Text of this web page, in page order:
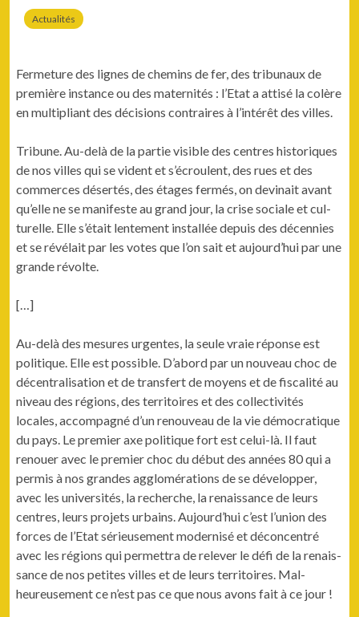
Actualités
Fer­me­ture des lignes de chemins de fer, des tri­bunaux de
pre­mière instance ou des mater­nités : l’E­tat a attisé la colère
en mul­ti­pli­ant des déci­sions con­traires à l’in­térêt des villes.
Tri­bune. Au-delà de la par­tie vis­i­ble des cen­tres his­toriques
de nos villes qui se vident et s’écroulent, des rues et des
com­merces désertés, des étages fer­més, on dev­inait avant
qu’elle ne se man­i­feste au grand jour, la crise sociale et cul­
turelle. Elle s’était lente­ment instal­lée depuis des décen­nies
et se révélait par les votes que l’on sait et aujourd’hui par une
grande révolte.
[…]
Au-delà des mesures urgentes, la seule vraie réponse est
poli­tique. Elle est pos­si­ble. D’abord par un nou­veau choc de
décen­tral­i­sa­tion et de trans­fert de moyens et de fis­cal­ité au
niveau des régions, des ter­ri­toires et des col­lec­tiv­ités
locales, accom­pa­g­né d’un renou­veau de la vie démoc­ra­tique
du pays. Le pre­mier axe poli­tique fort est celui-là. Il faut
renouer avec le pre­mier choc du début des années 80 qui a
per­mis à nos grandes aggloméra­tions de se dévelop­per,
avec les uni­ver­sités, la recherche, la renais­sance de leurs
cen­tres, leurs pro­jets urbains. Aujourd’hui c’est l’union des
forces de l’Etat sérieuse­ment mod­ernisé et décon­cen­tré
avec les régions qui per­me­t­tra de relever le défi de la renais­
sance de nos petites villes et de leurs ter­ri­toires. Mal­
heureuse­ment ce n’est pas ce que nous avons fait à ce jour !